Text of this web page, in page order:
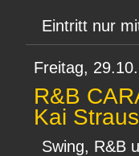
Eintritt nur
Freitag,
R&B
Kai
Swing, R&B